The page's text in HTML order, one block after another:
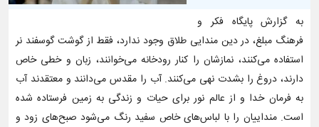
به گزارش پایگاه فکر و
فرهنگ مبلغ، در دین مندایی طلاق وجود ندارد، فقط از گوشت گوسفند نر
استفاده می‌کنند، نمازشان را کنار رودخانه می‌خوانند، زبان و خطی خاص
دارند، دروغ را بشدت نهی می‌کنند. آب را مقدس می‌دانند و معتقدند آب
به فرمان خدا و از عالم نور برای حیات و زندگی به زمین فرستاده شده
است. منداییان را با لباس‌های خاص سفید رنگ می‌شود صبح‌های زود و